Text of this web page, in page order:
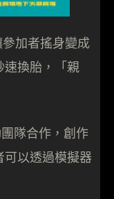
加者搖身變成
速換胎，「親
隊合作，創作
以透過模擬器